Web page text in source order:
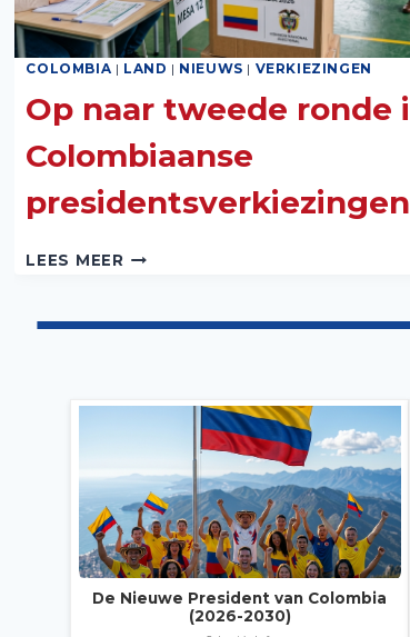
COLOMBIA | LAND | NIEUWS | VERKIEZINGEN
Op naar tweede ronde
Colombiaanse
presidentsverkiezingen
LEES MEEROP
RONDE
De Nieuwe President van Colombia
(2026-2030)